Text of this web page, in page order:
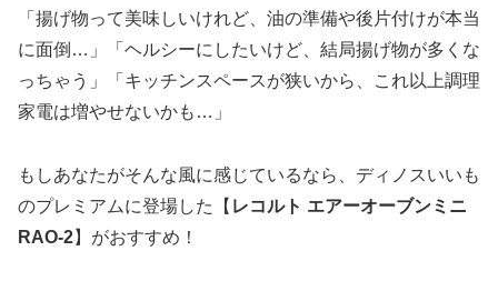
「揚げ物って美味しいけれど、油の準備や後片付けが本当
に面倒…」「ヘルシーにしたいけど、結局揚げ物が多くな
っちゃう」「キッチンスペースが狭いから、これ以上調理
家電は増やせないかも…」
もしあなたがそんな風に感じているなら、ディノスいいも
のプレミアムに登場した【 レコルト エアーオーブンミニ
RAO-2】がおすすめ！